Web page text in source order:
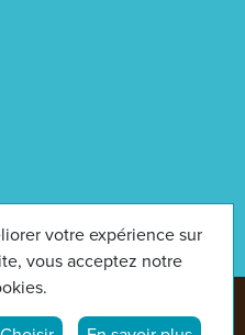
votre expérience sur
vous acceptez notre